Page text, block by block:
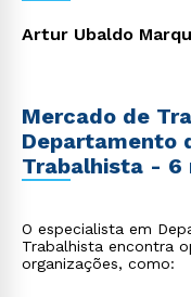
Artur Ubaldo
Mercado de
Departamento
Trabalhista - 6
O especialista em
Trabalhista encontra
organizações, como: